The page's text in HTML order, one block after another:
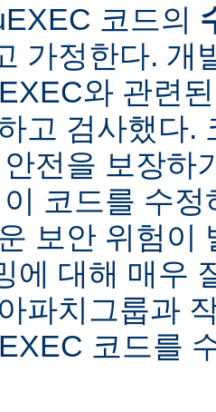
코드의
가정한다. 개
와 관련
고 검사했다.
전을 보장하
코드를 수
보안 위험이
에 대해 매우
파치그룹과
코드를